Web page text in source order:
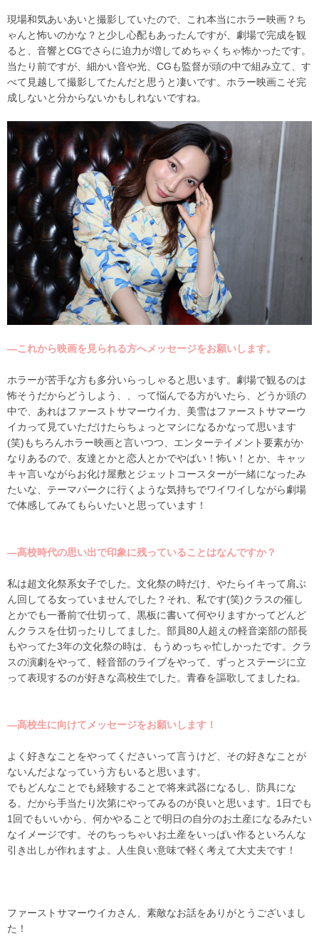
現場和気あいあいと撮影していたので、これ本当にホラー映画？ち
ゃんと怖いのかな？と少し心配もあったんですが、劇場で完成を観
ると、音響とCGでさらに迫力が増してめちゃくちゃ怖かったです。
当たり前ですが、細かい音や光、 CGも監督が頭の中で組み立て、す
べて見越して撮影してたんだと思うと凄いです。ホラー映画こそ完
成しないと分からないかもしれないですね。
―これから映画を見られる方へメッセージをお願いします。
ホラーが苦手な方も多分いらっしゃると思います。劇場で観るのは
怖そうだからどうしよう、、って悩んでる方がいたら、どうか頭の
中で、あれはファーストサマーウイカ、美雪はファーストサマーウ
イカって見ていただけたらちょっとマシになるかなって思います
(笑)もちろんホラー映画と言いつつ、エンターテイメント要素がか
なりあるので、友達とかと恋人とかでやばい！怖い！とか、キャッ
キャ言いながらお化け屋敷とジェットコースターが一緒になったみ
たいな、テーマパークに行くような気持ちでワイワイしながら劇場
で体感してみてもらいたいと思っています！
―高校時代の思い出で印象に残っていることはなんですか？
私は超文化祭系女子でした。文化祭の時だけ、やたらイキって肩ぶ
ん回してる女っていませんでした？それ、私です(笑)クラスの催し
とかでも一番前で仕切って、黒板に書いて何やりますかってどんど
んクラスを仕切ったりしてました。部員80人超えの軽音楽部の部長
もやってた3年の文化祭の時は、もうめっちゃ忙しかったです。クラ
スの演劇をやって、軽音部のライブをやって、ずっとステージに立
って表現するのが好きな高校生でした。青春を謳歌してましたね。
―高校生に向けてメッセージをお願いします！
よく好きなことをやってくださいって言うけど、その好きなことが
ないんだよなっていう方もいると思います。
でもどんなことでも経験することで将来武器になるし、防具にな
る。だから手当たり次第にやってみるのが良いと思います。 1 日でも
1 回でもいいから、何かやることで明日の自分のお土産になるみたい
なイメージです。そのちっちゃいお土産をいっぱい作るといろんな
引き出しが作れますよ。人生良い意味で軽く考えて大丈夫です！
ファーストサマーウイカさん、素敵なお話をありがとうございまし
た！